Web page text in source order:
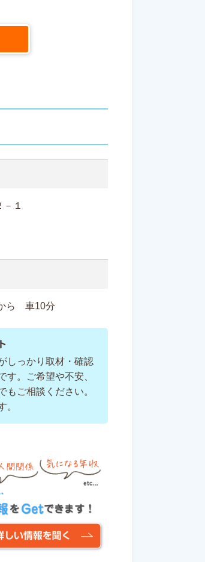
１
ら 車10分
しっかり取材・確認
す。ご希望や不安、
もご相談ください。
。